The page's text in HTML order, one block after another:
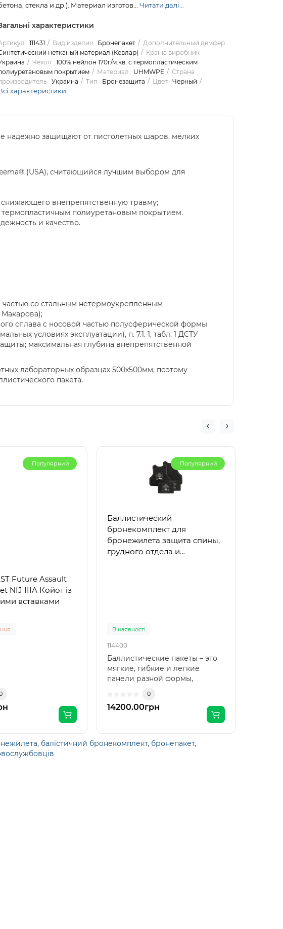
стекла и др.). Материал изготов... Читати далі...
характеристики
111431 Вид изделия Бронепакет
Дополнительный демфер
нетканый материал (Кевлар)
Країна виробник
Чехол
100% нейлон 170г/м.кв. с термопластическим
покрытием
Материал UHMWPE
Страна
Украина Тип Бронезащита Цвет Черный
характеристики
надежно защищают от пистолетных шаров, мелких
(USA), считающийся лучшим выбором для
внепрепятственную травму;
термопластичным полиуретановым покрытием.
и качество.
со стальным нетермоукреплённым
Макарова);
сплава с носовой частью полусферической формы
условиях эксплуатации), п. 7.1. 1, табл. 1 ДСТУ
максимальная глубина внепрепятственной
лабораторных образцах 500х500мм, поэтому
пакета.
Популярний
Future Assault
NIJ IIIA Койот із
вставками
Популярний
Баллистический
бронекомплект для
бронежилета защита спины,
грудного отдела и
В наявності
114400
Баллистические пакеты – это
мягкие, гибкие и легкие
панели разной формы,
0
14200.00грн
, балістичний бронекомплект, бронепакет,